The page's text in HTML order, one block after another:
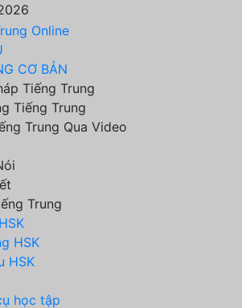
CƠ BẢN
Tiếng Trung
Tiếng Trung
Trung Qua Video
Trung
HSK
HSK
học tập